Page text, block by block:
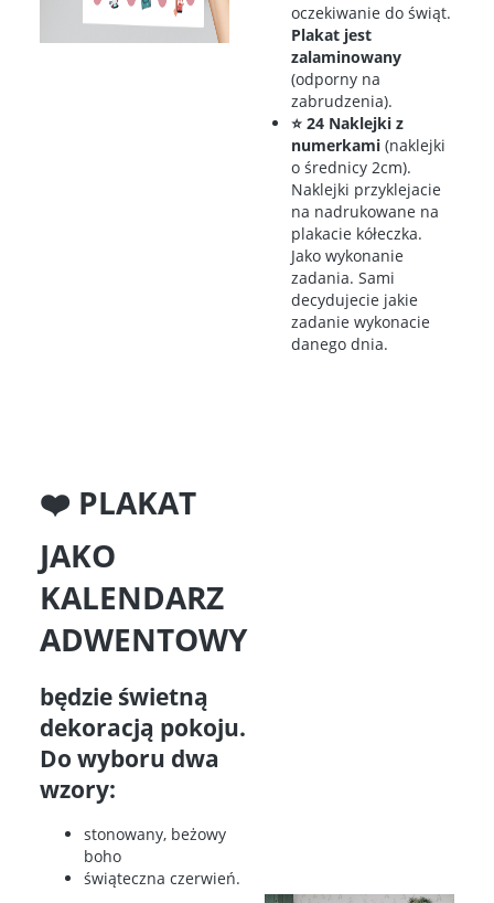
oczekiwanie do świąt.
Plakat jest
zalaminowany
(odporny na
zabrudzenia).
⭐ 24 Naklejki z
numerkami (naklejki
o średnicy 2cm).
Naklejki przyklejacie
na nadrukowane na
plakacie kółeczka.
Jako wykonanie
zadania. Sami
decydujecie jakie
zadanie wykonacie
danego dnia.
❤️‍ PLAKAT
JAKO
KALENDARZ
ADWENTOWY
będzie świetną
dekoracją pokoju.
Do wyboru dwa
wzory:
stonowany, beżowy
boho
świąteczna czerwień.